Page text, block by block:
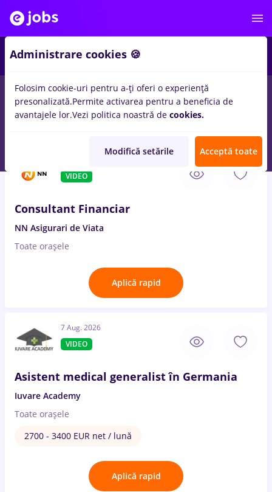
Salarii Remote (de acasă) București Cluj-
VIDEO
Consultant Financiar
NN Asigurari de Viata
Toate oraşele
Aplică rapid
7 Aug. 2026
VIDEO
Asistent medical generalist în Germania
Iuvare Academy
Toate oraşele
2700 - 3400 EUR net / lună
Aplică rapid
Administrare cookies 🍪
Folosim cookie-uri pentru a-ți oferi o experiență
presonalizată.Permite activarea pentru a beneficia de
avantajele lor.Vezi politica noastră de cookies.
Modifică setările Acceptă toate